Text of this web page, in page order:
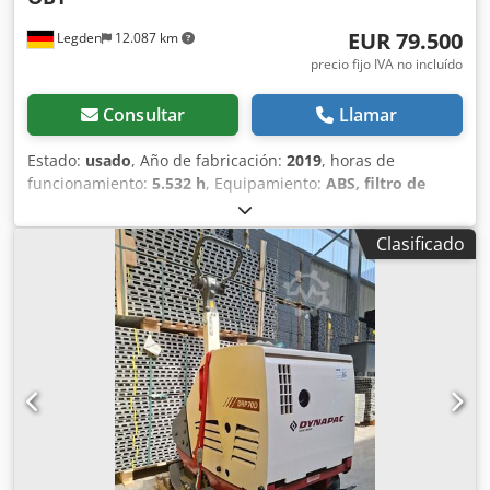
Legden 12.087 km EUR 79.500
precio fijo IVA no incluído
Consultar Llamar
Estado: usado, Año de fabricación: 2019, horas de
funcionamiento: 5.532 h, Equipamiento: ABS, filtro de
hollín, tracción a las cuatro ruedas
SD2500WS PLUS T4F* con techo protector contra la
intemperie * Aire acondicionado * Asientos calefactables *
Calefacción para estacionamiento * Sistema de nivelación
automática/regulación de inclinación * Sistema
centralizado de lubricación automático para la máquina
extendora y/o la plancha * Transmisión hidrostática de
velocidad variable * El eje delantero es un eje tándem
oscilante * Motor diésel Cummins QSB 6.7 - EUIV(T4f) *
Tracción en las cuatro ruedas (2 x ruedas traseras + 4 x
ruedas delanteras) * Pave Manager 2.0 Advanced *
Sistema eléctrico SPS (CAN-Bus), modo ECO, sistema
eléctrico de 24 V * Deflector de piedras para el carril *
Clasificado